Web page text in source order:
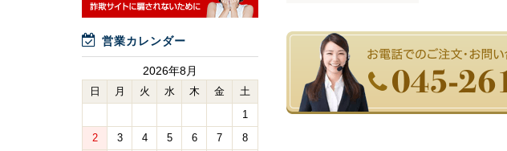
営業カレンダー
2026年8月
日 月 火 水 木 金 土
1
2 3 4 5 6 7 8